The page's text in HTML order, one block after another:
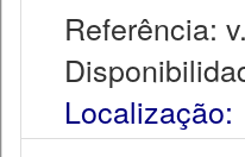
Referência:
Localização: